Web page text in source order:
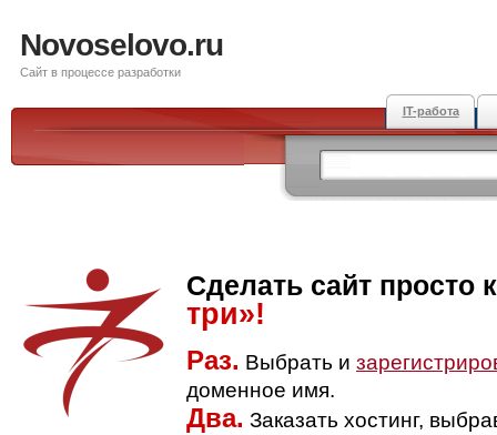
Novoselovo.ru
Сайт в процессе разработки
IT-работа
Сделать сайт просто
три»!
Раз. Выбрать и
доменное имя.
Два. Заказать хостинг,